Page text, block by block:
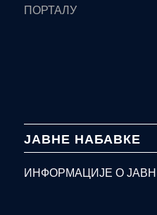
ПОРТАЛУ
ЈАВНЕ НАБАВКЕ
ИНФОРМАЦИЈЕ О